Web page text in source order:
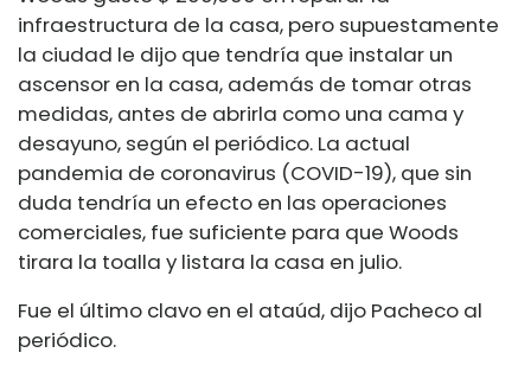
infraestructura de la casa, pero supuestamente
la ciudad le dijo que tendría que instalar un
ascensor en la casa, además de tomar otras
medidas, antes de abrirla como una cama y
desayuno, según el periódico. La actual
pandemia de coronavirus (COVID-19), que sin
duda tendría un efecto en las operaciones
comerciales, fue suficiente para que Woods
tirara la toalla y listara la casa en julio.
Fue el último clavo en el ataúd, dijo Pacheco al
periódico.